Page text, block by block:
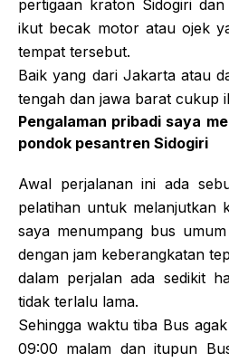
pertigaan kraton Sidogiri
ikut becak motor atau ojek
tempat tersebut.
Baik yang dari Jakarta atau
tengah dan jawa barat cukup
Pengalaman pribadi saya
pondok pesantren Sidogiri
Awal perjalanan ini ada
pelatihan untuk melanjutkan
saya menumpang bus
dengan jam keberangkatan
dalam perjalan ada sedikit
tidak terlalu lama.
Sehingga waktu tiba Bus
09:00 malam dan itupun